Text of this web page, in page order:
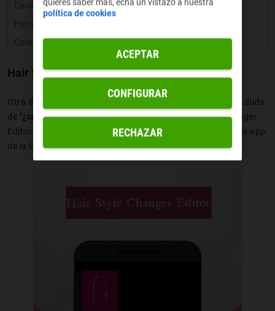
Desarrollador:Hairstyle Photo Apps
Categoría:Belleza
Hair Style Changer Editor
Otra de las aplicaciones que puede ayudarte a despejar la duda
de "¿cómo me vería con el pelo corto?"es Hair Style Changer
Editor. Antes de aventurarte, coge tu móvil y descarga esta app
de la Google Play Store.
quieres saber más, echa un vistazo a nuestra
política de cookies
RECHAZAR
ACEPTAR
CONFIGURAR